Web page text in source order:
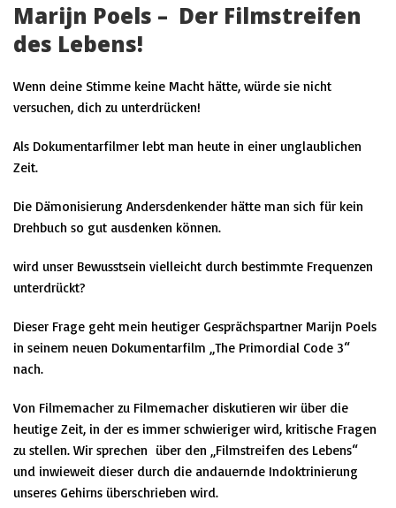
Marijn Poels – Der Filmstreifen
des Lebens!
Wenn deine Stimme keine Macht hätte, würde sie nicht
versuchen, dich zu unterdrücken!
Als Dokumentarfilmer lebt man heute in einer unglaublichen
Zeit.
Die Dämonisierung Andersdenkender hätte man sich für kein
Drehbuch so gut ausdenken können.
wird unser Bewusstsein vielleicht durch bestimmte Frequenzen
unterdrückt?
Dieser Frage geht mein heutiger Gesprächspartner Marijn Poels
in seinem neuen Dokumentarfilm „The Primordial Code 3“
nach.
Von Filmemacher zu Filmemacher diskutieren wir über die
heutige Zeit, in der es immer schwieriger wird, kritische Fragen
zu stellen. Wir sprechen über den „Filmstreifen des Lebens“
und inwieweit dieser durch die andauernde Indoktrinierung
unseres Gehirns überschrieben wird.